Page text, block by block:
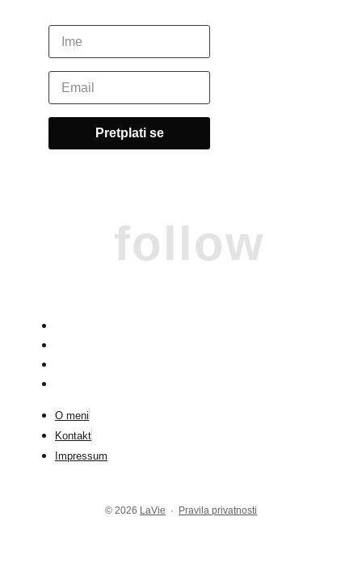
follow
O meni
Kontakt
Impressum
© 2026 LaVie · Pravila privatnosti